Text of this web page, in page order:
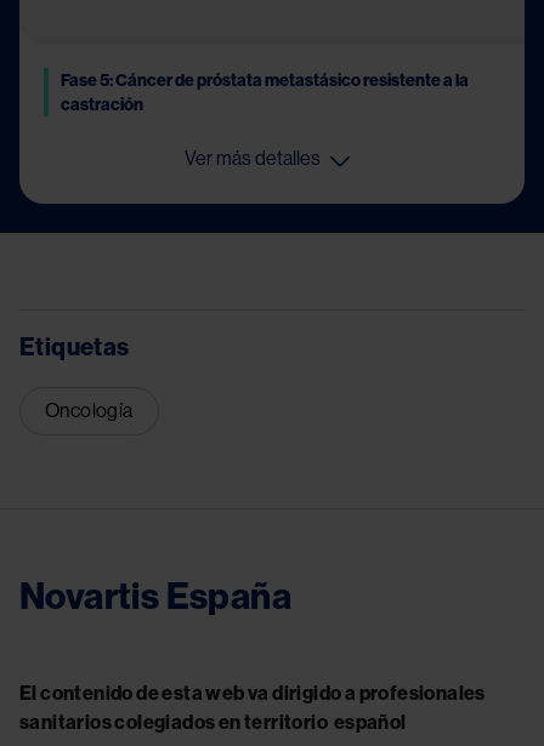
Fase 5: Cáncer de próstata metastásico resistente a la
castración
Ver más detalles
Etiquetas
Oncología
Novartis España
El contenido de esta web va dirigido a profesionales
sanitarios colegiados en territorio español